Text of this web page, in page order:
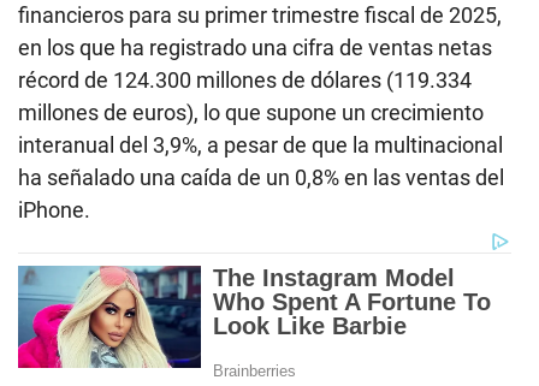
financieros para su primer trimestre fiscal de 2025,
en los que ha registrado una cifra de ventas netas
récord de 124.300 millones de dólares (119.334
millones de euros), lo que supone un crecimiento
interanual del 3,9%, a pesar de que la multinacional
ha señalado una caída de un 0,8% en las ventas del
iPhone.